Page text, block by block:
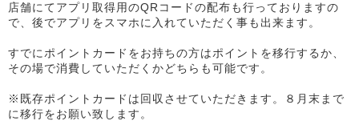
店舗にてアプリ取得用のQRコードの配布も行っておりますの
で、後でアプリをスマホに入れていただく事も出来ます。
すでにポイントカードをお持ちの方はポイントを移行するか、
その場で消費していただくかどちらも可能です。
※既存ポイントカードは回収させていただきます。８月末まで
に移行をお願い致します。